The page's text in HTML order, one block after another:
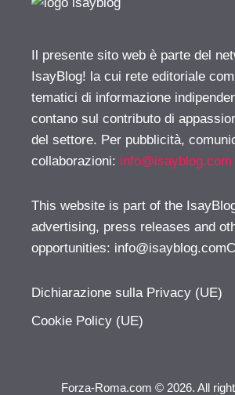
Il presente sito web è parte del
IsayBlog! la cui rete editoriale
tematici di informazione
contano sul contributo di
del settore. Per pubblicità,
collaborazioni: info@isayblog.com
This website is part of the
advertising, press releases and
opportunities:
Dichiarazione sulla Privacy (UE)
Cookie Policy (UE)
Forza-Roma.com © 2026. All